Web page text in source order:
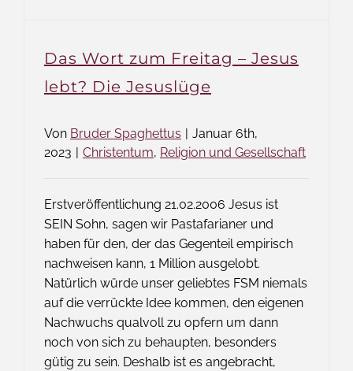
Das Wort zum Freitag – Jesus
lebt? Die Jesuslüge
Von Bruder Spaghettus
Januar 6th,
2023
Christentum, Religion und Gesellschaft
Erstveröffentlichung 21.02.2006 Jesus ist
SEIN Sohn, sagen wir Pastafarianer und
haben für den, der das Gegenteil empirisch
nachweisen kann, 1 Million ausgelobt.
Natürlich würde unser geliebtes FSM niemals
auf die verrückte Idee kommen, den eigenen
Nachwuchs qualvoll zu opfern um dann
noch von sich zu behaupten, besonders
gütig zu sein. Deshalb ist es angebracht,